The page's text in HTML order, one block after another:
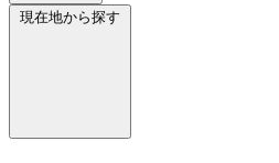
現在地から探す